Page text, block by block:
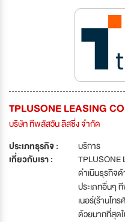
TPLUSONE LEASING
บริษัท ทีพลัสวัน ลิสซิ่ง จำกัด
ประเภทธุรกิจ :
บริการ
เกี่ยวกับเรา :
TPLUSONE
ดำเนินธุรกิจ
ประเภทอื่นๆ
เนอร์(ร้านโท
ด้วยมากที่สุด